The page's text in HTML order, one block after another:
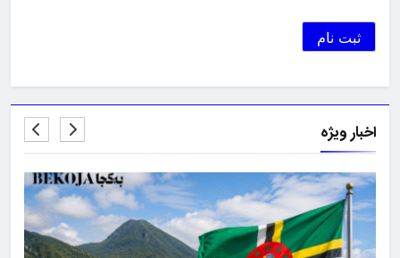
اخبار ویژه